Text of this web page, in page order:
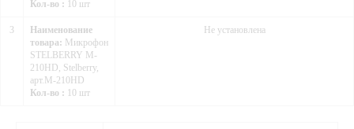
Кол-во : 10 шт
3
Наименование
товара: Микрофон
STELBERRY M-
210HD, Stelberry,
арт.M-210HD
Кол-во : 10 шт
Не установлена